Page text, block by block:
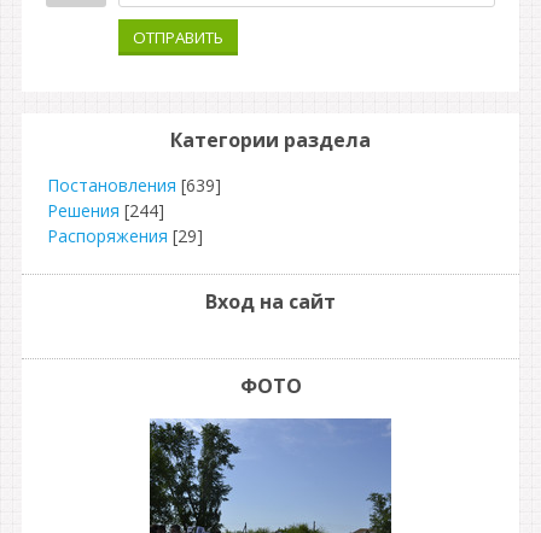
ОТПРАВИТЬ
Категории раздела
Постановления [639]
Решения [244]
Распоряжения [29]
Вход на сайт
ФОТО